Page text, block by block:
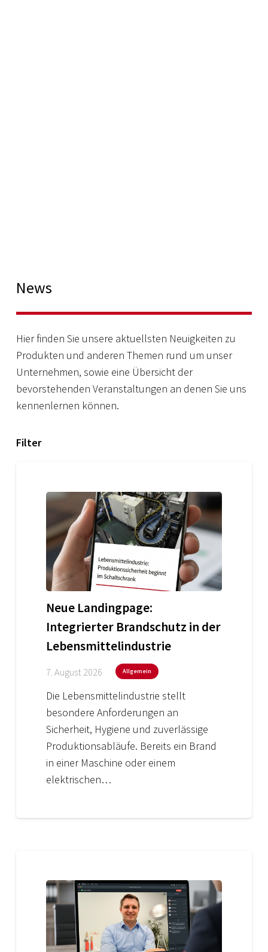
News
Hier finden Sie unsere aktuellsten Neuigkeiten zu
Produkten und anderen Themen rund um unser
Unternehmen, sowie eine Übersicht der
bevorstehenden Veranstaltungen an denen Sie uns
kennenlernen können.
Filter
Neue Landingpage:
Integrierter Brandschutz in der
Lebensmittelindustrie
7. August 2026 Allgemein
Die Lebensmittelindustrie stellt
besondere Anforderungen an
Sicherheit, Hygiene und zuverlässige
Produktionsabläufe. Bereits ein Brand
in einer Maschine oder einem
elektrischen…